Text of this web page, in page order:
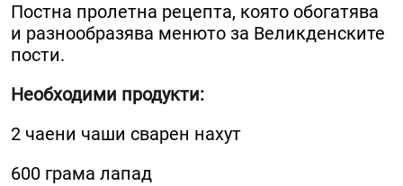
Постна пролетна рецепта, която обогатява
и разнообразява менюто за Великденските
пости.
Необходими продукти:
2 чаени чаши сварен нахут
600 грама лапад